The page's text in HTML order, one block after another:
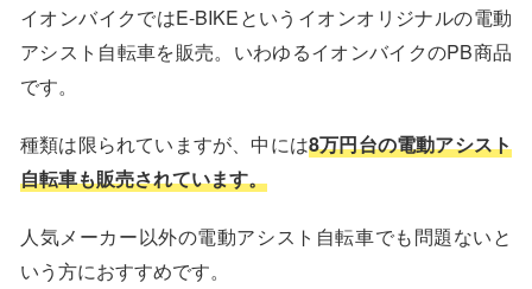
イオンバイクではE-BIKEというイオンオリジナルの電動
アシスト自転車を販売。いわゆるイオンバイクのPB商品
です。
種類は限られていますが、中には8万円台の電動アシスト
自転車も販売されています。
人気メーカー以外の電動アシスト自転車でも問題ないと
いう方におすすめです。